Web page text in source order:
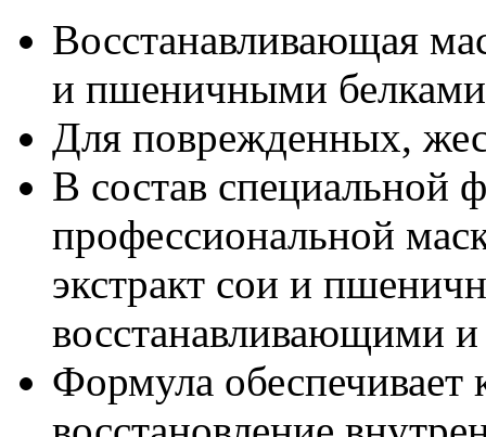
Восстанавливающая
и пшеничными
Для поврежденных,
В состав специальной
профессиональной
экстракт сои и
восстанавливающими
Формула обеспечивает